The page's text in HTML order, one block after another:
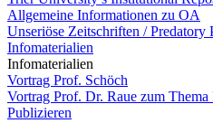
Allgemeine Informationen zu OA
Unseriöse Zeitschriften / Predatory
Infomaterialien
Infomaterialien
Vortrag Prof. Schöch
Vortrag Prof. Dr. Raue zum
Publizieren